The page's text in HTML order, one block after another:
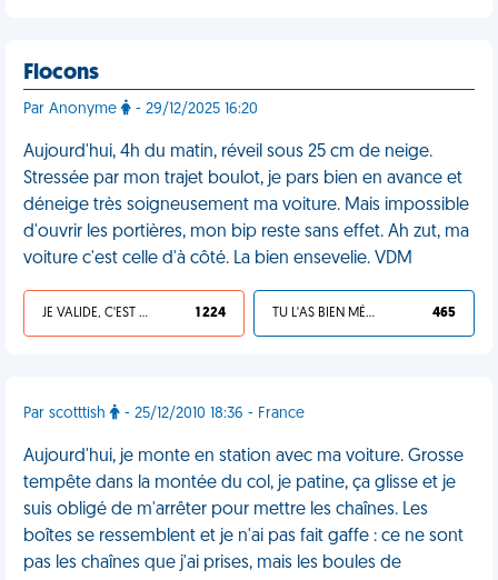
Flocons
Par Anonyme - 29/12/2025 16:20
Aujourd'hui, 4h du matin, réveil sous 25 cm de neige.
Stressée par mon trajet boulot, je pars bien en avance et
déneige très soigneusement ma voiture. Mais impossible
d'ouvrir les portières, mon bip reste sans effet. Ah zut, ma
voiture c'est celle d'à côté. La bien ensevelie. VDM
JE VALIDE, C'EST UNE VDM 1 224 TU L'AS BIEN MÉRITÉ 465
Par scotttish - 25/12/2010 18:36 - France
Aujourd'hui, je monte en station avec ma voiture. Grosse
tempête dans la montée du col, je patine, ça glisse et je
suis obligé de m'arrêter pour mettre les chaînes. Les
boîtes se ressemblent et je n'ai pas fait gaffe : ce ne sont
pas les chaînes que j'ai prises, mais les boules de